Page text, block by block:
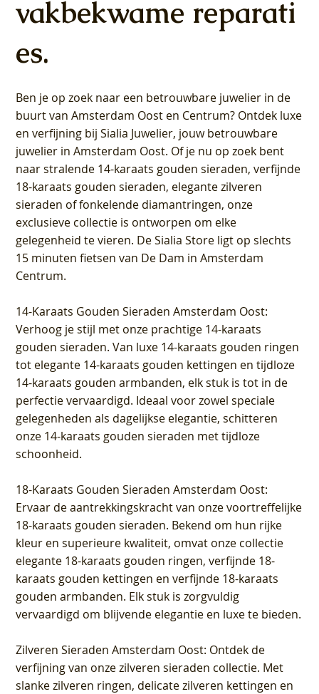
vakbekwame reparati
es.
Ben je op zoek naar een betrouwbare juwelier in de
buurt van Amsterdam Oost en Centrum? Ontdek luxe
en verfijning bij Sialia Juwelier, jouw betrouwbare
juwelier in Amsterdam Oost. Of je nu op zoek bent
naar stralende 14-karaats gouden sieraden, verfijnde
18-karaats gouden sieraden, elegante zilveren
sieraden of fonkelende diamantringen, onze
exclusieve collectie is ontworpen om elke
gelegenheid te vieren. De Sialia Store ligt op slechts
15 minuten fietsen van De Dam in Amsterdam
Centrum.
14-Karaats Gouden Sieraden Amsterdam Oost:
Verhoog je stijl met onze prachtige 14-karaats
gouden sieraden. Van luxe 14-karaats gouden ringen
tot elegante 14-karaats gouden kettingen en tijdloze
14-karaats gouden armbanden, elk stuk is tot in de
perfectie vervaardigd. Ideaal voor zowel speciale
gelegenheden als dagelijkse elegantie, schitteren
onze 14-karaats gouden sieraden met tijdloze
schoonheid.
18-Karaats Gouden Sieraden Amsterdam Oost:
Ervaar de aantrekkingskracht van onze voortreffelijke
18-karaats gouden sieraden. Bekend om hun rijke
kleur en superieure kwaliteit, omvat onze collectie
elegante 18-karaats gouden ringen, verfijnde 18-
karaats gouden kettingen en verfijnde 18-karaats
gouden armbanden. Elk stuk is zorgvuldig
vervaardigd om blijvende elegantie en luxe te bieden.
Zilveren Sieraden Amsterdam Oost: Ontdek de
verfijning van onze zilveren sieraden collectie. Met
slanke zilveren ringen, delicate zilveren kettingen en